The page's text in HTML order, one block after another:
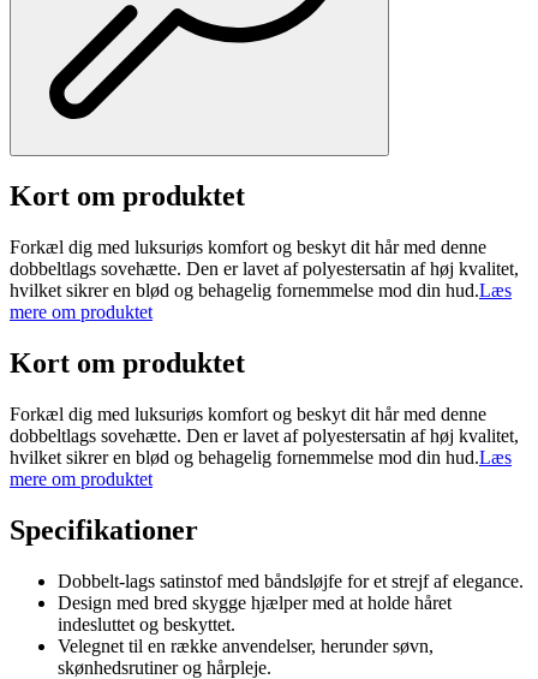
Kort om produktet
Forkæl dig med luksuriøs komfort og beskyt dit hår med denne
dobbeltlags sovehætte. Den er lavet af polyestersatin af høj kvalitet,
hvilket sikrer en blød og behagelig fornemmelse mod din hud.Læs
mere om produktet
Kort om produktet
Forkæl dig med luksuriøs komfort og beskyt dit hår med denne
dobbeltlags sovehætte. Den er lavet af polyestersatin af høj kvalitet,
hvilket sikrer en blød og behagelig fornemmelse mod din hud.Læs
mere om produktet
Specifikationer
Dobbelt-lags satinstof med båndsløjfe for et strejf af elegance.
Design med bred skygge hjælper med at holde håret
indesluttet og beskyttet.
Velegnet til en række anvendelser, herunder søvn,
skønhedsrutiner og hårpleje.